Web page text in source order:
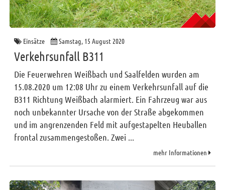
Einsätze Samstag, 15 August 2020
Verkehrsunfall B311
Die Feuerwehren Weißbach und Saalfelden wurden am
15.08.2020 um 12:08 Uhr zu einem Verkehrsunfall auf die
B311 Richtung Weißbach alarmiert. Ein Fahrzeug war aus
noch unbekannter Ursache von der Straße abgekommen
und im angrenzenden Feld mit aufgestapelten Heuballen
frontal zusammengestoßen. Zwei ...
mehr Informationen